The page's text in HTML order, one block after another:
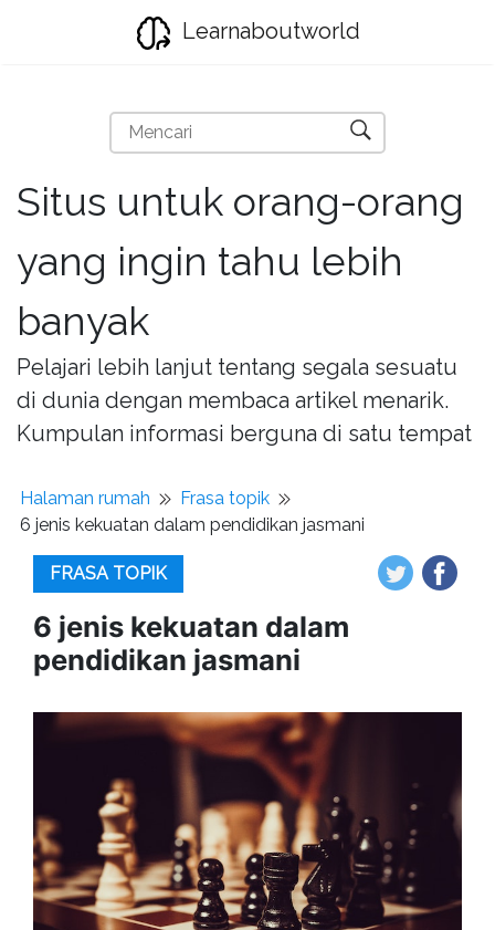
Learnaboutworld
Situs untuk orang-orang
yang ingin tahu lebih
banyak
Pelajari lebih lanjut tentang segala sesuatu
di dunia dengan membaca artikel menarik.
Kumpulan informasi berguna di satu tempat
Halaman rumah
Frasa topik
6 jenis kekuatan dalam pendidikan jasmani
FRASA TOPIK
6 jenis kekuatan dalam
pendidikan jasmani